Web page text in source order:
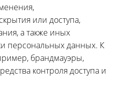
или доступа,
а также иных
персональных данных. К
брандмауэры,
контроля доступа и